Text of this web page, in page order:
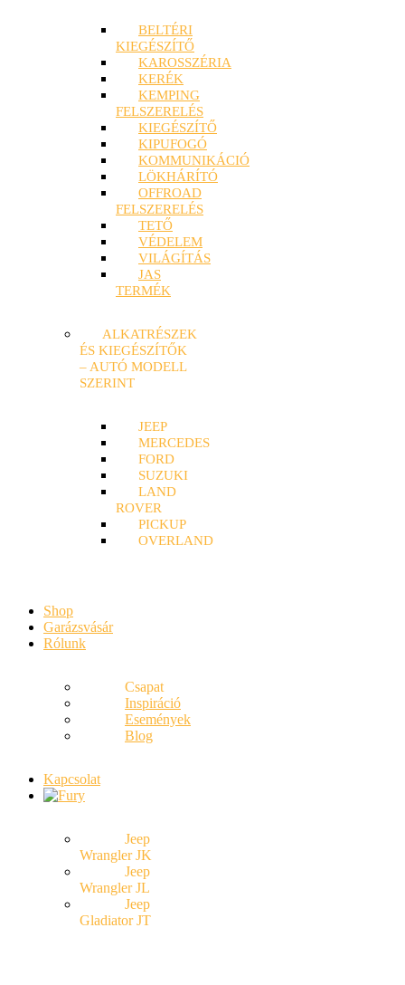
BELTÉRI
KIEGÉSZÍTŐ
KAROSSZÉRIA
KERÉK
KEMPING
FELSZERELÉS
KIEGÉSZÍTŐ
KIPUFOGÓ
KOMMUNIKÁCIÓ
LÖKHÁRÍTÓ
OFFROAD
FELSZERELÉS
TETŐ
VÉDELEM
VILÁGÍTÁS
JAS
TERMÉK
ALKATRÉSZEK
ÉS KIEGÉSZÍTŐK
– AUTÓ MODELL
SZERINT
JEEP
MERCEDES
FORD
SUZUKI
LAND
ROVER
PICKUP
OVERLAND
Shop
Garázsvásár
Rólunk
Csapat
Inspiráció
Események
Blog
Kapcsolat
Jeep
Wrangler JK
Jeep
Wrangler JL
Jeep
Gladiator JT